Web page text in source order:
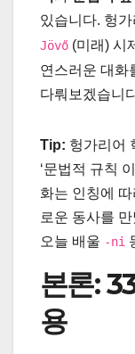
있습니다. 헝가
Jövő (미래) 시
연스러운 대화
다뤄보겠습니
Tip: 헝가리어
‘문법적 규칙
화는 인칭에
로운 동사를
오늘 배울 -ni
본론:
용